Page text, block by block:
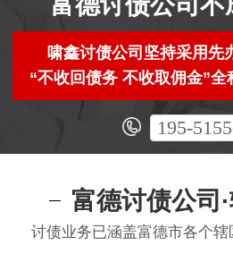
啸鑫讨债公司坚持采用先
“不收回债务 不收取佣金”全
195-
富德讨债公司
讨债业务已涵盖富德市各个